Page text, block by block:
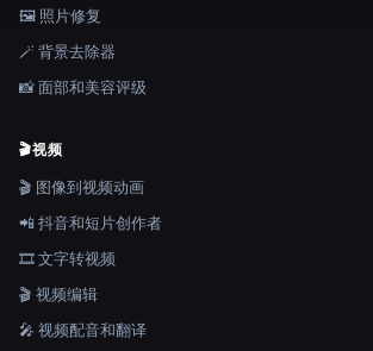
🖼️ 照片修复
🪄 背景去除器
📸 面部和美容评级
🎬视频
🎬 图像到视频动画
📲 抖音和短片创作者
🎞️ 文字转视频
🎬 视频编辑
🎤 视频配音和翻译